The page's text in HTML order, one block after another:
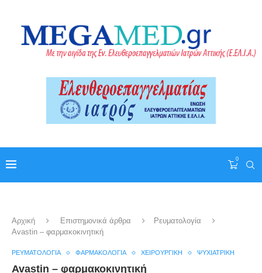
0
Αρχική Επιστημονικά άρθρα
Ρευματολογία
Avastin – φαρμακοκινητική
ΡΕΥΜΑΤΟΛΟΓΊΑ ΦΑΡΜΑΚΟΛΟΓΊΑ ΧΕΙΡΟΥΡΓΙΚΉ ΨΥΧΙΑΤΡΙΚΉ
Avastin – φαρμακοκινητική